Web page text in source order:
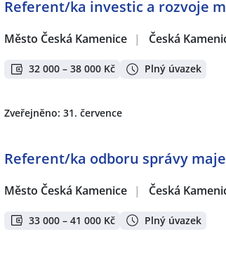
Referent/ka investic a rozvoje
Město Česká Kamenice | Česká
32 000 – 38 000 Kč Plný úvazek
Zveřejněno: 31. července
Referent/ka odboru správy
Město Česká Kamenice | Česká
33 000 – 41 000 Kč Plný úvazek